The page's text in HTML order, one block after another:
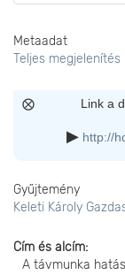
Metaadat
Teljes megjelenítés
Link a
http://
Gyűjtemény
Keleti Károly
Cím és alcím
A távmunka